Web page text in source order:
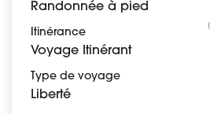
Randonnée à pied
Itinérance
Voyage Itinérant
Type de voyage
Liberté